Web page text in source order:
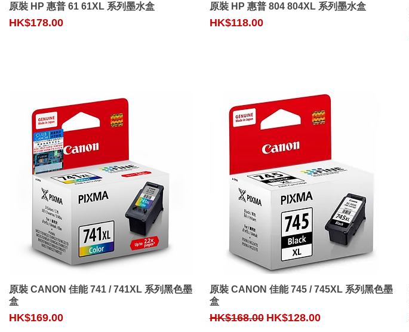
Quick View
原裝 HP 惠普 61 61XL 系列墨水盒
Price
HK$178.00
Quick View
原裝 HP 惠普 804 804XL 系列墨水盒
Price
HK$118.00
Quick View
原裝 CANON 佳能 741 / 741XL 系列黑色墨
盒
Price
HK$169.00
Quick View
原裝 CANON 佳能 745 / 745XL 系列黑色墨
盒
Regular Price
HK$168.00 Sale Price
HK$128.00